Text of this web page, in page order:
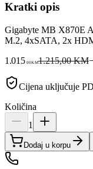
Kratki opis
Gigabyte MB X870E
M.2, 4xSATA, 2x
1.015 00KM1.215,00 KM
Cijena uključuje
Količina
1
Dodaj u korpu